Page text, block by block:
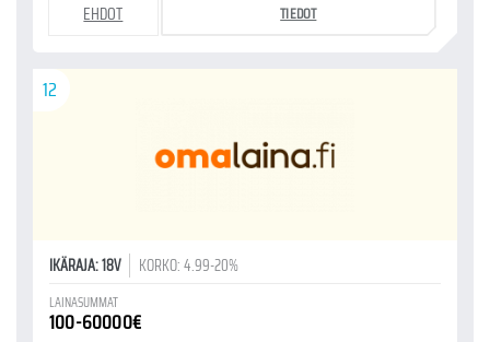
EHDOT TIEDOT
12
IKÄRAJA: 18V KORKO: 4.99-20%
LAINASUMMAT
100-60000€